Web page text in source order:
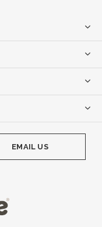
EMAIL US